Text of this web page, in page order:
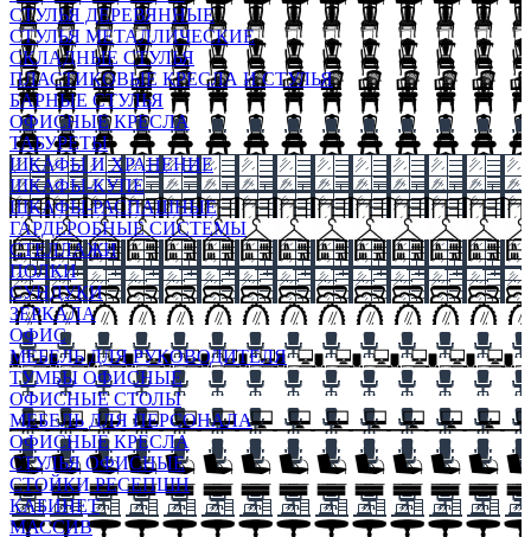
СТУЛЬЯ ДЕРЕВЯННЫЕ
СТУЛЬЯ МЕТАЛЛИЧЕСКИЕ
СКЛАДНЫЕ СТУЛЬЯ
ПЛАСТИКОВЫЕ КРЕСЛА И СТУЛЬЯ
БАРНЫЕ СТУЛЬЯ
ОФИСНЫЕ КРЕСЛА
ТАБУРЕТЫ
ШКАФЫ И ХРАНЕНИЕ
ШКАФЫ-КУПЕ
ШКАФЫ-РАСПАШНЫЕ
ГАРДЕРОБНЫЕ СИСТЕМЫ
СТЕЛЛАЖИ
ПОЛКИ
СУНДУКИ
ЗЕРКАЛА
ОФИС
МЕБЕЛЬ ДЛЯ РУКОВОДИТЕЛЯ
ТУМБЫ ОФИСНЫЕ
ОФИСНЫЕ СТОЛЫ
МЕБЕЛЬ ДЛЯ ПЕРСОНАЛА
ОФИСНЫЕ КРЕСЛА
СТУЛЬЯ ОФИСНЫЕ
СТОЙКИ РЕСЕПШН
КАБИНЕТ
МАССИВ